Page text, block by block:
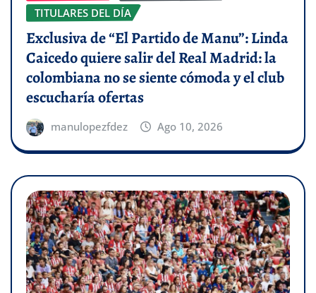
TITULARES DEL DÍA
Exclusiva de “El Partido de Manu”: Linda
Caicedo quiere salir del Real Madrid: la
colombiana no se siente cómoda y el club
escucharía ofertas
manulopezfdez Ago 10, 2026